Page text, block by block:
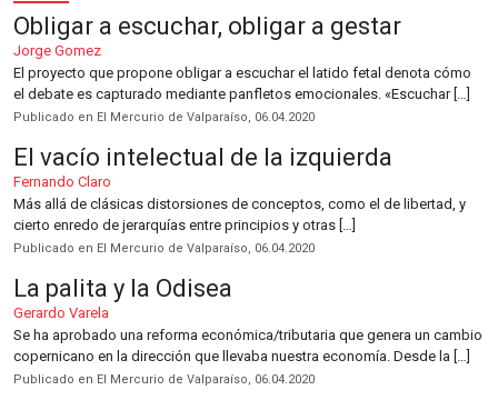
Obligar a escuchar, obligar a gestar
Jorge Gomez
El proyecto que propone obligar a escuchar el latido fetal denota cómo
el debate es capturado mediante panfletos emocionales. «Escuchar […]
Publicado en El Mercurio de Valparaíso, 06.04.2020
El vacío intelectual de la izquierda
Fernando Claro
Más allá de clásicas distorsiones de conceptos, como el de libertad, y
cierto enredo de jerarquías entre principios y otras […]
Publicado en El Mercurio de Valparaíso, 06.04.2020
La palita y la Odisea
Gerardo Varela
Se ha aprobado una reforma económica/tributaria que genera un cambio
copernicano en la dirección que llevaba nuestra economía. Desde la […]
Publicado en El Mercurio de Valparaíso, 06.04.2020